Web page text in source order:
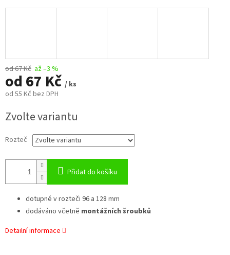
od 67 Kč až –3 %
od 67 Kč / ks
od 55 Kč bez DPH
cena:
Zvolte variantu
Rozteč
Přidat do košíku
dotupné v rozteči 96 a 128 mm
dodáváno včetně montážních šroubků
Detailní informace